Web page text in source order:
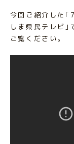
今回ご紹介した｢
しま県民テレビ｣
ご覧ください。